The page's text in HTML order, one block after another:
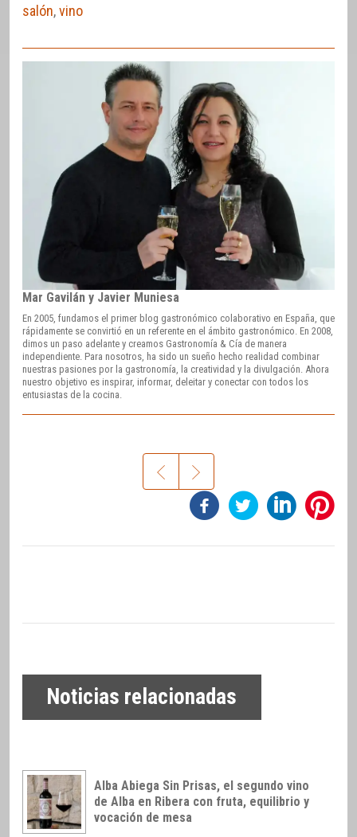
salón,vino
Mar Gavilán y Javier Muniesa
En 2005, fundamos el primer blog gastronómico colaborativo en España, que
rápidamente se convirtió en un referente en el ámbito gastronómico. En 2008,
dimos un paso adelante y creamos Gastronomía & Cía de manera
independiente. Para nosotros, ha sido un sueño hecho realidad combinar
nuestras pasiones por la gastronomía, la creatividad y la divulgación. Ahora
nuestro objetivo es inspirar, informar, deleitar y conectar con todos los
entusiastas de la cocina.
Noticias relacionadas
Alba Abiega Sin Prisas, el segundo vino
de Alba en Ribera con fruta, equilibrio y
vocación de mesa